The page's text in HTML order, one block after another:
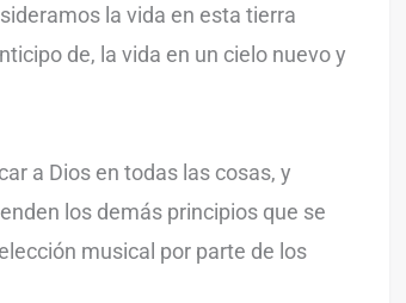
la vida en esta tierra
de, la vida en un cielo nuevo y
a Dios en todas las cosas, y
los demás principios que se
musical por parte de los